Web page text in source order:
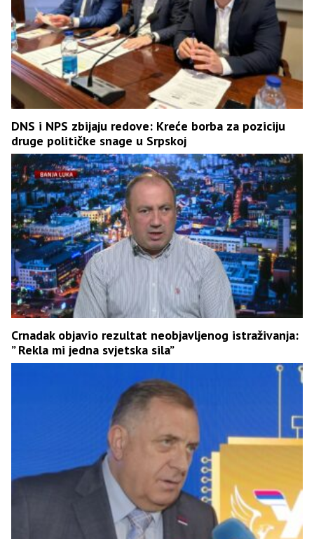
DNS i NPS zbijaju redove: Kreće borba za poziciju
druge političke snage u Srpskoj
Crnadak objavio rezultat neobjavljenog istraživanja:
” Rekla mi jedna svjetska sila”